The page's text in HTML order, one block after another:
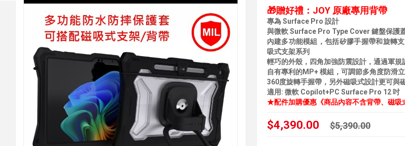
🎁贈好禮：JOY 原廠專用背帶
專為 Surface Pro 設計
與微軟 Surface Pro Type Cover 鍵盤保護
內建多功能模組，包括矽膠手握帶和旋轉
吸式支架系列
輕巧的外殼，四角加強防震設計，通過軍
自有專利的MP+ 模組，可調節多角度防滑
360度旋轉手握帶，另外磁吸式設計更可與
適用: 微軟 Copilot+PC Surface Pro 12 吋
★配件加購優惠《商品內容不含背帶、磁吸
$4,390.00 $5,390.00